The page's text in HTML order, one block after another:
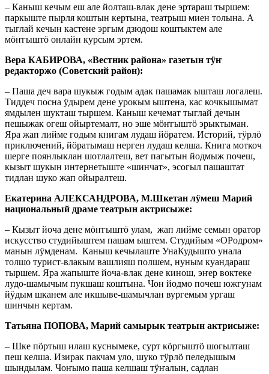
– Каныш кечым еш але йолташ-влак дене эртараш тыршем:
паркыште пырля коштын кертына, театрыш миен толына. А
тыглай кечын кастене эргым дзюдош коштыктем але
мӧҥгыштӧ онлайн курсым эртем.
Вера КАБИРОВА, «Вестник района» газетын тӱҥ
редакторжо (Советский район):
– Паша деч вара шукыж годым адак пашамак ышташ логалеш.
Тиддеч посна ӱдырем дене урокым ыштена, кас кочкышымат
ямдылен шукташ тыршем. Каныш кечемат тыглай дечын
пешыжак огеш ойыртемалт, но эше мӧҥгыштӧ эрыктыман.
Яра жап лийме годым книгам лудаш йӧратем. Историй, тӱрлӧ
приключений, йӧратымаш нерген лудаш келша. Книга моткоч
шерге поянлыклан шотлалтеш, вет пагытын йодмыж почеш,
кызыт шукын интернетыште «шинчат», эсогыл пашаштат
тидлан шуко жап ойыралтеш.
Екатерина АЛЕКСАНДРОВА, М.Шкетан лӱмеш Марий
национальный драме театрын актрисыже:
– Кызыт йоча дене мӧҥгыштӧ улам, жап лийме семын оратор
искусство студийыштем пашам ыштем. Студийым «ОРодром»
манын лӱмденам. Каныш кечылаште УнаКудышто унала
толшо турист-влакым вашлияш полшем, нуным куандараш
тыршем. Яра жапыште йоча-влак дене кинош, эҥер воктеке
лудо-шамычым пукшаш коштына. Чон йодмо почеш южгунам
йӱдым шканем але икшыве-шамычлан вургемым ургаш
шинчын кертам.
Татьяна ПОПОВА, Марий самырык театрын актрисыже:
– Шке пӧртыш илаш куснымеке, сурт кӧргыштӧ шогылташ
пеш келша. Изирак пакчам уло, шуко тӱрлӧ пеледышым
шындылам. Чоҥымо паша келшаш тӱҥалын, садлан